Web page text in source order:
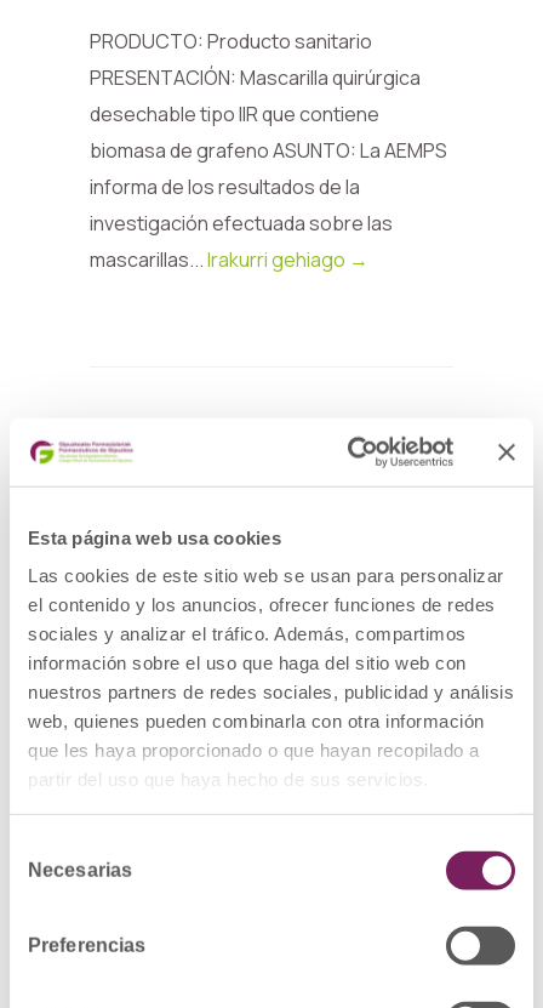
Esta página web usa cookies
Las cookies de este sitio web se usan para personalizar
el contenido y los anuncios, ofrecer funciones de redes
sociales y analizar el tráfico. Además, compartimos
información sobre el uso que haga del sitio web con
nuestros partners de redes sociales, publicidad y análisis
web, quienes pueden combinarla con otra información
que les haya proporcionado o que hayan recopilado a
partir del uso que haya hecho de sus servicios.
Necesarias
Preferencias
PRODUCTO: Producto sanitario
PRESENTACIÓN: Mascarilla quirúrgica
desechable tipo IIR que contiene
biomasa de grafeno ASUNTO: La AEMPS
informa de los resultados de la
investigación efectuada sobre las
mascarillas...Irakurri gehiago →
IVABRADINA PENSA 7,5
MG COMPRIMIDOS
RECUBIERTOS CON
PELICULA EFG